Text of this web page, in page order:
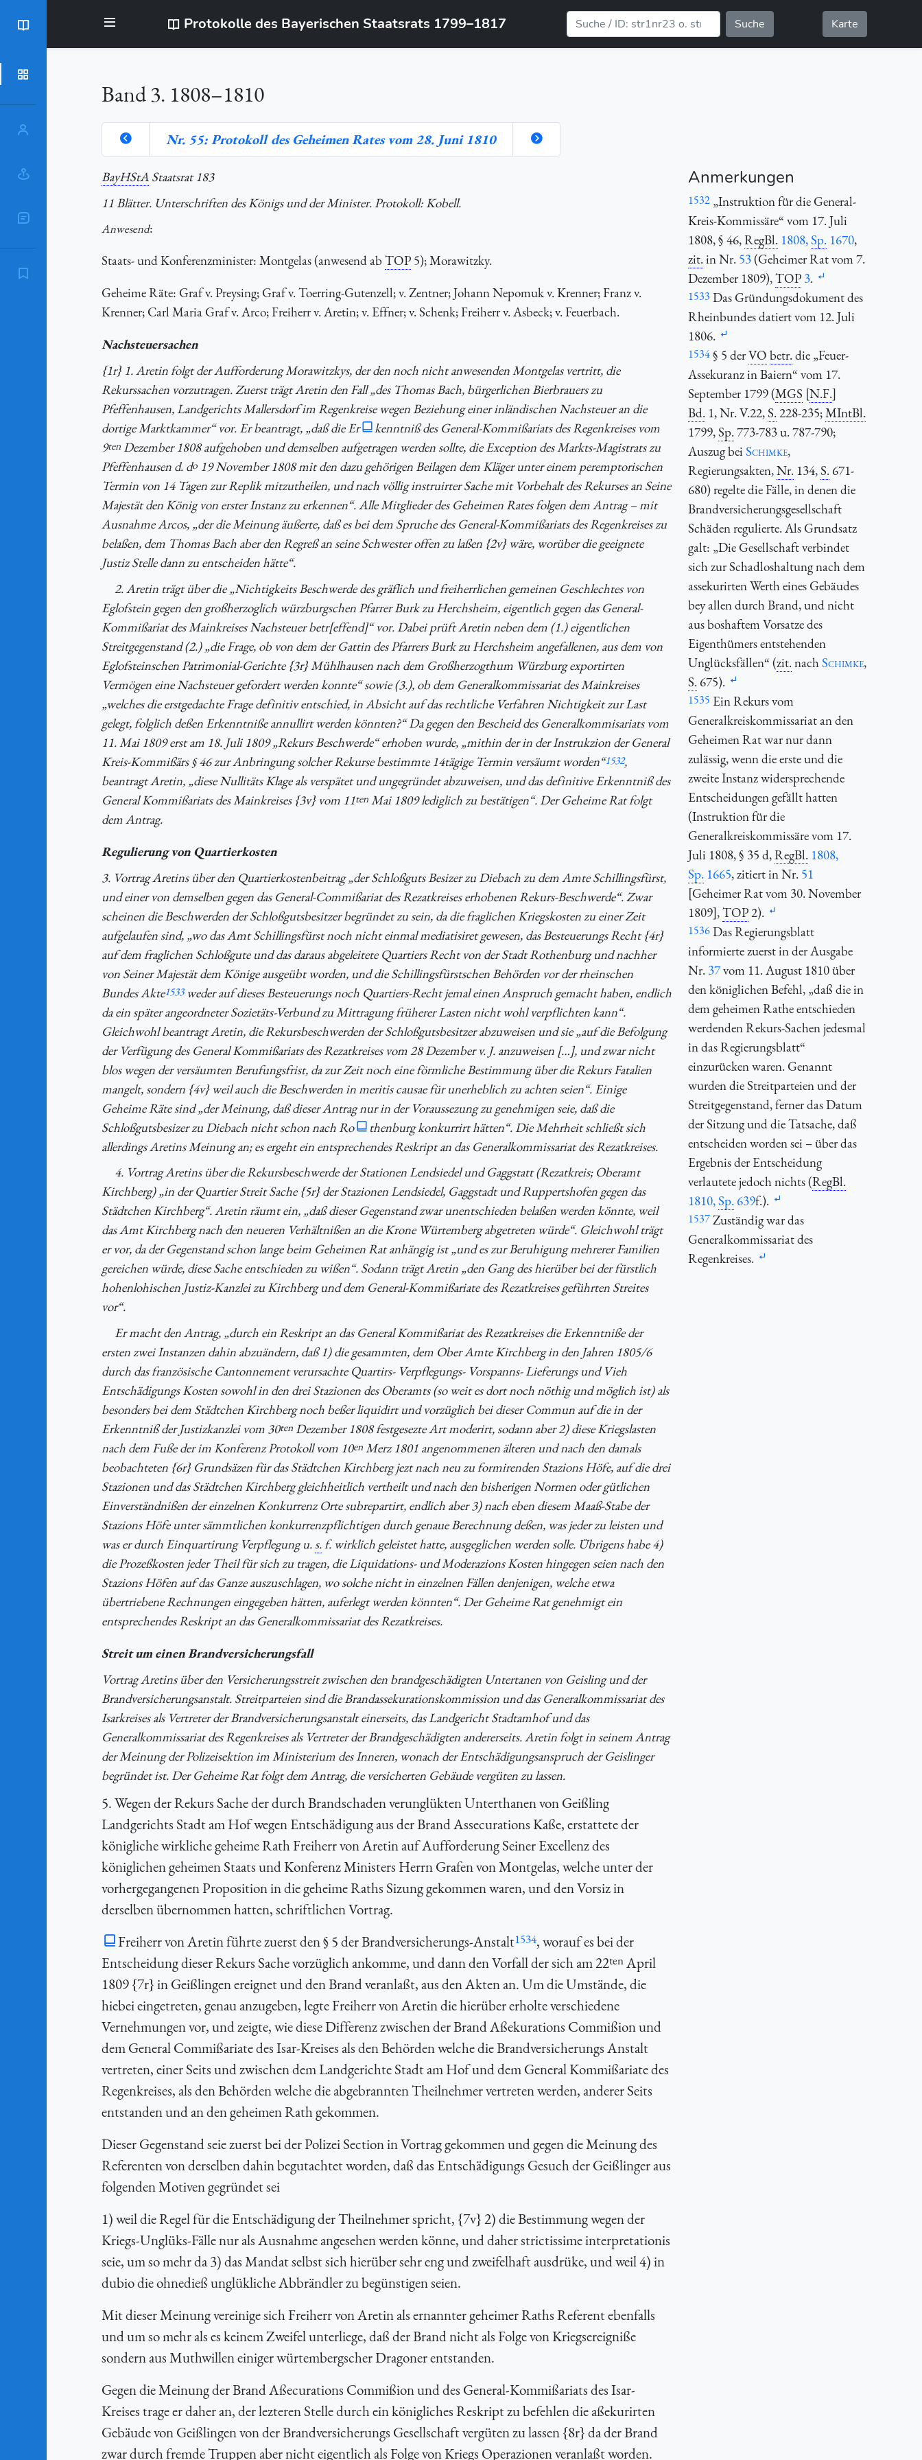
Protokolle des Bayerischen Staatsrats 1799–1817 Suche Karte
Band 3. 1808–1810
Nr. 55: Protokoll des Geheimen Rates vom 28. Juni 1810
BayHStA Staatsrat 183
11 Blätter. Unterschriften des Königs und der Minister. Protokoll: Kobell.
Anwesend:
Staats- und Konferenzminister: Montgelas (anwesend ab TOP 5); Morawitzky.
Geheime Räte: Graf v. Preysing; Graf v. Toerring-Gutenzell; v. Zentner; Johann Nepomuk v. Krenner; Franz v.
Krenner; Carl Maria Graf v. Arco; Freiherr v. Aretin; v. Effner; v. Schenk; Freiherr v. Asbeck; v. Feuerbach.
Nachsteuersachen
{1r} 1. Aretin folgt der Aufforderung Morawitzkys, der den noch nicht anwesenden Montgelas vertritt, die
Rekurssachen vorzutragen. Zuerst trägt Aretin den Fall „des Thomas Bach, bürgerlichen Bierbrauers zu
Pfeffenhausen, Landgerichts Mallersdorf im Regenkreise wegen Beziehung einer inländischen Nachsteuer an die
dortige Marktkammer“ vor. Er beantragt, „daß die Er
kenntniß des General-Kommißariats des Regenkreises vom
9tenDezember 1808 aufgehoben und demselben aufgetragen werden sollte, die Exception des Markts-Magistrats zu
Pfeffenhausen d. do 19 November 1808 mit den dazu gehörigen Beilagen dem Kläger unter einem peremptorischen
Termin von 14 Tagen zur Replik mitzutheilen, und nach völlig instruirter Sache mit Vorbehalt des Rekurses an Seine
Majestät den König von erster Instanz zu erkennen“. Alle Mitglieder des Geheimen Rates folgen dem Antrag – mit
Ausnahme Arcos, „der die Meinung äußerte, daß es bei dem Spruche des General-Kommißariats des Regenkreises zu
belaßen, dem Thomas Bach aber den Regreß an seine Schwester offen zu laßen {2v} wäre, worüber die geeignete
Justiz Stelle dann zu entscheiden hätte“.
2. Aretin trägt über die „Nichtigkeits Beschwerde des gräflich und freiherrlichen gemeinen Geschlechtes von
Eglofstein gegen den großherzoglich würzburgschen Pfarrer Burk zu Herchsheim, eigentlich gegen das General-
Kommißariat des Mainkreises Nachsteuer betr[effend]“ vor. Dabei prüft Aretin neben dem (1.) eigentlichen
Streitgegenstand (2.) „die Frage, ob von dem der Gattin des Pfarrers Burk zu Herchsheim angefallenen, aus dem von
Eglofsteinschen Patrimonial-Gerichte {3r} Mühlhausen nach dem Großherzogthum Würzburg exportirten
Vermögen eine Nachsteuer gefordert werden konnte“ sowie (3.), ob dem Generalkommissariat des Mainkreises
„welches die erstgedachte Frage definitiv entschied, in Absicht auf das rechtliche Verfahren Nichtigkeit zur Last
gelegt, folglich deßen Erkenntniße annullirt werden könnten?“ Da gegen den Bescheid des Generalkommisariats vom
11. Mai 1809 erst am 18. Juli 1809 „Rekurs Beschwerde“ erhoben wurde, „mithin der in der Instrukzion der General
Kreis-Kommißärs § 46 zur Anbringung solcher Rekurse bestimmte 14tägige Termin versäumt worden“1532,
beantragt Aretin, „diese Nullitäts Klage als verspätet und ungegründet abzuweisen, und das definitive Erkenntniß des
General Kommißariats des Mainkreises {3v} vom 11tenMai 1809 lediglich zu bestätigen“. Der Geheime Rat folgt
dem Antrag.
Regulierung von Quartierkosten
3. Vortrag Aretins über den Quartierkostenbeitrag „der Schloßguts Besizer zu Diebach zu dem Amte Schillingsfürst,
und einer von demselben gegen das General-Commißariat des Rezatkreises erhobenen Rekurs-Beschwerde“. Zwar
scheinen die Beschwerden der Schloßgutsbesitzer begründet zu sein, da die fraglichen Kriegskosten zu einer Zeit
aufgelaufen sind, „wo das Amt Schillingsfürst noch nicht einmal mediatisiret gewesen, das Besteuerungs Recht {4r}
auf dem fraglichen Schloßgute und das daraus abgeleitete Quartiers Recht von der Stadt Rothenburg und nachher
von Seiner Majestät dem Könige ausgeübt worden, und die Schillingsfürstschen Behörden vor der rheinschen
Bundes Akte1533weder auf dieses Besteuerungs noch Quartiers-Recht jemal einen Anspruch gemacht haben, endlich
da ein später angeordneter Sozietäts-Verbund zu Mittragung früherer Lasten nicht wohl verpflichten kann“.
Gleichwohl beantragt Aretin, die Rekursbeschwerden der Schloßgutsbesitzer abzuweisen und sie „auf die Befolgung
der Verfügung des General Kommißariats des Rezatkreises vom 28 Dezember v. J. anzuweisen […], und zwar nicht
blos wegen der versäumten Berufungsfrist, da zur Zeit noch eine förmliche Bestimmung über die Rekurs Fatalien
mangelt, sondern {4v} weil auch die Beschwerden in meritis causae für unerheblich zu achten seien“. Einige
Geheime Räte sind „der Meinung, daß dieser Antrag nur in der Voraussezung zu genehmigen seie, daß die
Schloßgutsbesizer zu Diebach nicht schon nach Ro
thenburg konkurrirt hätten“. Die Mehrheit schließt sich
allerdings Aretins Meinung an; es ergeht ein entsprechendes Reskript an das Generalkommissariat des Rezatkreises.
4. Vortrag Aretins über die Rekursbeschwerde der Stationen Lendsiedel und Gaggstatt (Rezatkreis; Oberamt
Kirchberg) „in der Quartier Streit Sache {5r} der Stazionen Lendsiedel, Gaggstadt und Ruppertshofen gegen das
Städtchen Kirchberg“. Aretin räumt ein, „daß dieser Gegenstand zwar unentschieden belaßen werden könnte, weil
das Amt Kirchberg nach den neueren Verhältnißen an die Krone Würtemberg abgetreten würde“. Gleichwohl trägt
er vor, da der Gegenstand schon lange beim Geheimen Rat anhängig ist „und es zur Beruhigung mehrerer Familien
gereichen würde, diese Sache entschieden zu wißen“. Sodann trägt Aretin „den Gang des hierüber bei der fürstlich
hohenlohischen Justiz-Kanzlei zu Kirchberg und dem General-Kommißariate des Rezatkreises geführten Streites
vor“.
Er macht den Antrag, „durch ein Reskript an das General Kommißariat des Rezatkreises die Erkenntniße der
ersten zwei Instanzen dahin abzuändern, daß 1) die gesammten, dem Ober Amte Kirchberg in den Jahren 1805/6
durch das französische Cantonnement verursachte Quartirs- Verpflegungs- Vorspanns- Lieferungs und Vieh
Entschädigungs Kosten sowohl in den drei Stazionen des Oberamts (so weit es dort noch nöthig und möglich ist) als
besonders bei dem Städtchen Kirchberg noch beßer liquidirt und vorzüglich bei dieser Commun auf die in der
Erkenntniß der Justizkanzlei vom 30tenDezember 1808 festgesezte Art moderirt, sodann aber 2) diese Kriegslasten
nach dem Fuße der im Konferenz Protokoll vom 10enMerz 1801 angenommenen älteren und nach den damals
beobachteten {6r} Grundsäzen für das Städtchen Kirchberg jezt nach neu zu formirenden Stazions Höfe, auf die drei
Stazionen und das Städtchen Kirchberg gleichheitlich vertheilt und nach den bisherigen Normen oder gütlichen
Einverständnißen der einzelnen Konkurrenz Orte subrepartirt, endlich aber 3) nach eben diesem Maaß-Stabe der
Stazions Höfe unter sämmtlichen konkurrenzpflichtigen durch genaue Berechnung deßen, was jeder zu leisten und
was er durch Einquartirung Verpflegung u. s.f. wirklich geleistet hatte, ausgeglichen werden solle. Übrigens habe 4)
die Prozeßkosten jeder Theil für sich zu tragen, die Liquidations- und Moderazions Kosten hingegen seien nach den
Stazions Höfen auf das Ganze auszuschlagen, wo solche nicht in einzelnen Fällen denjenigen, welche etwa
übertriebene Rechnungen eingegeben hätten, auferlegt werden könnten“. Der Geheime Rat genehmigt ein
entsprechendes Reskript an das Generalkommissariat des Rezatkreises.
Streit um einen Brandversicherungsfall
Vortrag Aretins über den Versicherungsstreit zwischen den brandgeschädigten Untertanen von Geisling und der
Brandversicherungsanstalt. Streitparteien sind die Brandassekurationskommission und das Generalkommissariat des
Isarkreises als Vertreter der Brandversicherungsanstalt einerseits, das Landgericht Stadtamhof und das
Generalkommissariat des Regenkreises als Vertreter der Brandgeschädigten andererseits. Aretin folgt in seinem Antrag
der Meinung der Polizeisektion im Ministerium des Inneren, wonach der Entschädigungsanspruch der Geislinger
begründet ist. Der Geheime Rat folgt dem Antrag, die versicherten Gebäude vergüten zu lassen.
5. Wegen der Rekurs Sache der durch Brandschaden verunglükten Unterthanen von Geißling
Landgerichts Stadt am Hof wegen Entschädigung aus der Brand Assecurations Kaße, erstattete der
königliche wirkliche geheime Rath Freiherr von Aretin auf Aufforderung Seiner Excellenz des
königlichen geheimen Staats und Konferenz Ministers Herrn Grafen von Montgelas, welche unter der
vorhergegangenen Proposition in die geheime Raths Sizung gekommen waren, und den Vorsiz in
derselben übernommen hatten, schriftlichen Vortrag.
Freiherr von Aretin führte zuerst den § 5 der Brandversicherungs-Anstalt1534, worauf es bei der
Entscheidung dieser Rekurs Sache vorzüglich ankomme, und dann den Vorfall der sich am 22tenApril
1809 {7r} in Geißlingen ereignet und den Brand veranlaßt, aus den Akten an. Um die Umstände, die
hiebei eingetreten, genau anzugeben, legte Freiherr von Aretin die hierüber erholte verschiedene
Vernehmungen vor, und zeigte, wie diese Differenz zwischen der Brand Aßekurations Commißion und
dem General Commißariate des Isar-Kreises als den Behörden welche die Brandversicherungs Anstalt
vertreten, einer Seits und zwischen dem Landgerichte Stadt am Hof und dem General Kommißariate des
Regenkreises, als den Behörden welche die abgebrannten Theilnehmer vertreten werden, anderer Seits
entstanden und an den geheimen Rath gekommen.
Dieser Gegenstand seie zuerst bei der Polizei Section in Vortrag gekommen und gegen die Meinung des
Referenten von derselben dahin begutachtet worden, daß das Entschädigungs Gesuch der Geißlinger aus
folgenden Motiven gegründet sei
1) weil die Regel für die Entschädigung der Theilnehmer spricht, {7v} 2) die Bestimmung wegen der
Kriegs-Unglüks-Fälle nur als Ausnahme angesehen werden könne, und daher strictissime interpretationis
seie, um so mehr da 3) das Mandat selbst sich hierüber sehr eng und zweifelhaft ausdrüke, und weil 4) in
dubio die ohnedieß unglükliche Abbrändler zu begünstigen seien.
Mit dieser Meinung vereinige sich Freiherr von Aretin als ernannter geheimer Raths Referent ebenfalls
und um so mehr als es keinem Zweifel unterliege, daß der Brand nicht als Folge von Kriegsereigniße
sondern aus Muthwillen einiger würtembergscher Dragoner entstanden.
Gegen die Meinung der Brand Aßecurations Commißion und des General-Kommißariats des Isar-
Kreises trage er daher an, der lezteren Stelle durch ein königliches Reskript zu befehlen die aßekurirten
Gebäude von Geißlingen von der Brandversicherungs Gesellschaft vergüten zu lassen {8r} da der Brand
zwar durch fremde Truppen aber nicht eigentlich als Folge von Kriegs Operazionen veranlaßt worden.
Anmerkungen
1532 „Instruktion für die General-
Kreis-Kommissäre“ vom 17. Juli
1808, § 46,RegBl. 1808,Sp. 1670,
zit.in Nr. 53(Geheimer Rat vom 7.
Dezember 1809),TOP 3.
1533 Das Gründungsdokument des
Rheinbundes datiert vom 12. Juli
1806.
1534§ 5 derVO betr.die „Feuer-
Assekuranz in Baiern“ vom 17.
September 1799 (MGS [N.F.]
Bd. 1, Nr. V.22,S.228-235;MIntBl.
1799,Sp.773-783 u. 787-790;
Auszug bei Schimke,
Regierungsakten,Nr. 134,S. 671-
680) regelte die Fälle, in denen die
Brandversicherungsgesellschaft
Schäden regulierte. Als Grundsatz
galt: „Die Gesellschaft verbindet
sich zur Schadloshaltung nach dem
assekurirten Werth eines Gebäudes
bey allen durch Brand, und nicht
aus boshaftem Vorsatze des
Eigenthümers entstehenden
Unglücksfällen“ (zit.nachSchimke,
S. 675).
1535 Ein Rekurs vom
Generalkreiskommissariat an den
Geheimen Rat war nur dann
zulässig, wenn die erste und die
zweite Instanz widersprechende
Entscheidungen gefällt hatten
(Instruktion für die
Generalkreiskommissäre vom 17.
Juli 1808, § 35 d,RegBl. 1808,
Sp. 1665, zitiert in Nr. 51
[Geheimer Rat vom 30. November
1809],TOP2).
1536Das Regierungsblatt
informierte zuerst in der Ausgabe
Nr. 37vom 11. August 1810 über
den königlichen Befehl, „daß die in
dem geheimen Rathe entschieden
werdenden Rekurs-Sachen jedesmal
in das Regierungsblatt“
einzurücken waren. Genannt
wurden die Streitparteien und der
Streitgegenstand, ferner das Datum
der Sitzung und die Tatsache, daß
entscheiden worden sei – über das
Ergebnis der Entscheidung
verlautete jedoch nichts (RegBl.
1810,Sp. 639f.).
1537Zuständig war das
Generalkommissariat des
Regenkreises.